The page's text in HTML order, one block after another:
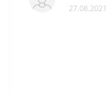
27.08.2021